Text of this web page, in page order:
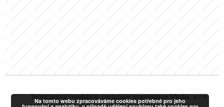
Tento portál mediálně zastupuje Impression Media, s.r.o.
Na tomto webu zpracováváme cookies potřebné pro jeho